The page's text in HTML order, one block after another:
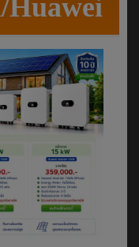
Huawei